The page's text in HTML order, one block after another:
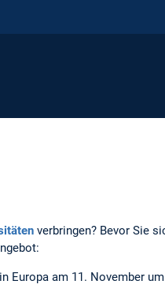
verbringen? Bevor Sie
Europa am 11. November